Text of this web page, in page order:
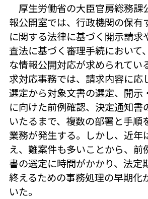
厚生労働省の大臣官房総務課
報公開室では、行政機関の保有
に関する法律に基づく開示請求
査法に基づく審理手続において
な情報公開対応が求められてい
求対応事務では、請求内容に応
選定から対象文書の選定、開示
に向けた前例確認、決定通知書
いたるまで、複数の部署と手順
業務が発生する。しかし、近年
え、難案件も多いことから、前
書の選定に時間がかかり、法定
終えるための事務処理の早期化
いた。